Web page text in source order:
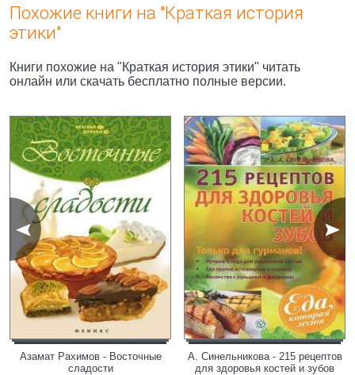
Похожие книги на "Краткая история
этики"
Книги похожие на "Краткая история этики" читать
онлайн или скачать бесплатно полные версии.
Азамат Рахимов - Восточные
сладости
А. Синельникова - 215 рецептов
для здоровья костей и зубов